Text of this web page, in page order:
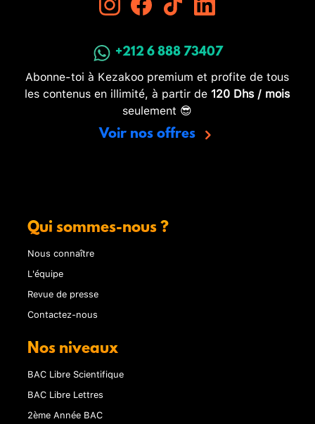
+212 6 888 73407
Abonne-toi à Kezakoo premium et profite de tous
les contenus en illimité, à partir de 120 Dhs / mois
seulement 😎
Voir nos offres
Qui sommes-nous ?
Nous connaître
L'équipe
Revue de presse
Contactez-nous
Nos niveaux
BAC Libre Scientifique
BAC Libre Lettres
2ème Année BAC